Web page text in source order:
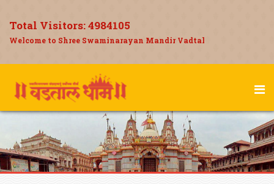
Total Visitors:4984105
Welcome to Shree Swaminarayan Mandir Vadtal